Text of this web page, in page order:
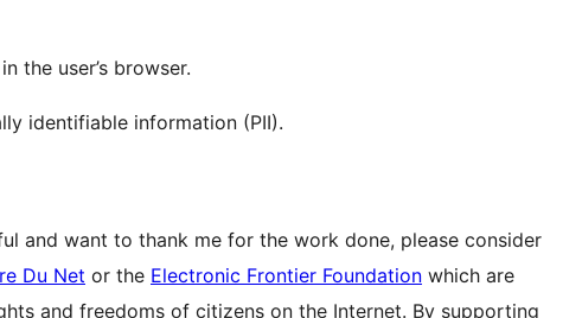
the user’s browser.
identifiable information (PII).
and want to thank me for the work done, please consider
Du Net or the Electronic Frontier Foundation which are
and freedoms of citizens on the Internet. By supporting